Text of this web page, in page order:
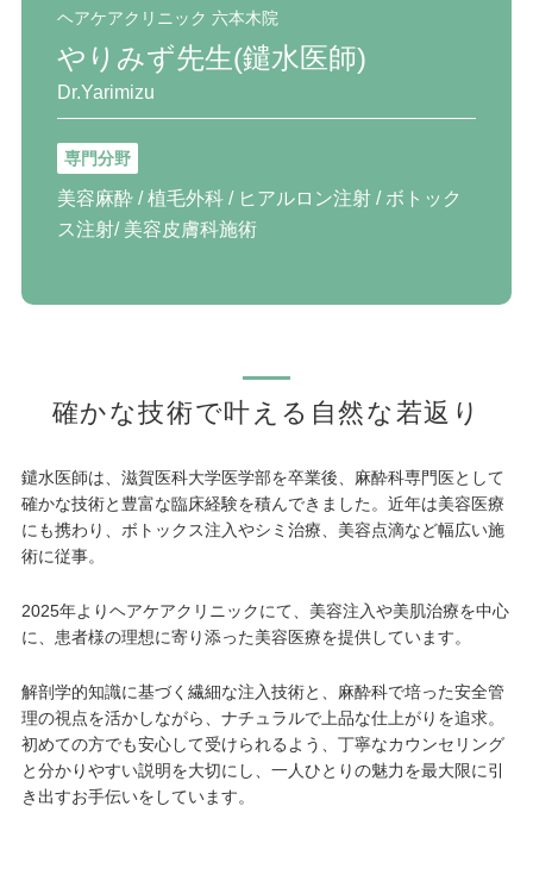
ヘアケアクリニック 六本木院
やりみず先生(鑓水医師)
Dr.Yarimizu
専門分野
美容麻酔 / 植毛外科 / ヒアルロン注射 / ボトック
ス注射/ 美容皮膚科施術
確かな技術で叶える自然な若返り
鑓水医師は、滋賀医科大学医学部を卒業後、麻酔科専門医として
確かな技術と豊富な臨床経験を積んできました。近年は美容医療
にも携わり、ボトックス注入やシミ治療、美容点滴など幅広い施
術に従事。
2025年よりヘアケアクリニックにて、美容注入や美肌治療を中心
に、患者様の理想に寄り添った美容医療を提供しています。
解剖学的知識に基づく繊細な注入技術と、麻酔科で培った安全管
理の視点を活かしながら、ナチュラルで上品な仕上がりを追求。
初めての方でも安心して受けられるよう、丁寧なカウンセリング
と分かりやすい説明を大切にし、一人ひとりの魅力を最大限に引
き出すお手伝いをしています。